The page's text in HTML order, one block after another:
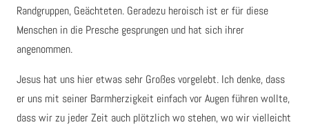
Randgruppen, Geächteten. Geradezu heroisch ist er für diese
Menschen in die Presche gesprungen und hat sich ihrer
angenommen.
Jesus hat uns hier etwas sehr Großes vorgelebt. Ich denke, dass
er uns mit seiner Barmherzigkeit einfach vor Augen führen wollte,
dass wir zu jeder Zeit auch plötzlich wo stehen, wo wir vielleicht